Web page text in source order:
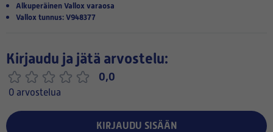
Alkuperäinen Vallox varaosa
Vallox tunnus: V948377
Kirjaudu ja jätä arvostelu:
0,0
0 arvostelua
KIRJAUDU SISÄÄN